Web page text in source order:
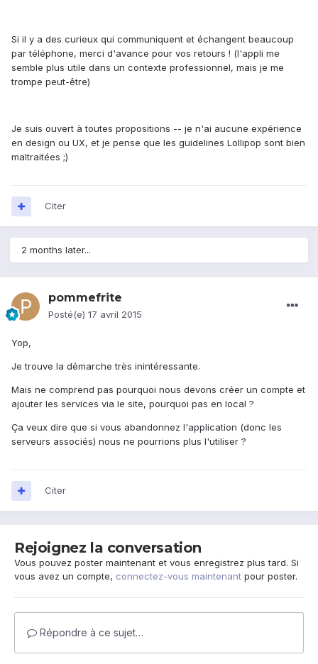
Si il y a des curieux qui communiquent et échangent beaucoup
par téléphone, merci d'avance pour vos retours ! (l'appli me
semble plus utile dans un contexte professionnel, mais je me
trompe peut-être)
Je suis ouvert à toutes propositions -- je n'ai aucune expérience
en design ou UX, et je pense que les guidelines Lollipop sont bien
maltraitées ;)
Citer
2 months later...
pommefrite
Posté(e) 17 avril 2015
Yop,
Je trouve la démarche très inintéressante.
Mais ne comprend pas pourquoi nous devons créer un compte et
ajouter les services via le site, pourquoi pas en local ?
Ça veux dire que si vous abandonnez l'application (donc les
serveurs associés) nous ne pourrions plus l'utiliser ?
Citer
Rejoignez la conversation
Vous pouvez poster maintenant et vous enregistrez plus tard. Si
vous avez un compte, connectez-vous maintenant pour poster.
Répondre à ce sujet…